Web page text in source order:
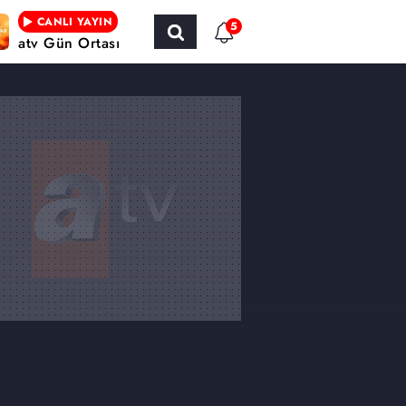
CANLI YAYIN
atv Gün Ortası
5